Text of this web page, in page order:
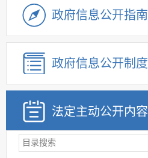
政府信息公开指南
政府信息公开制度
法定主动公开内容